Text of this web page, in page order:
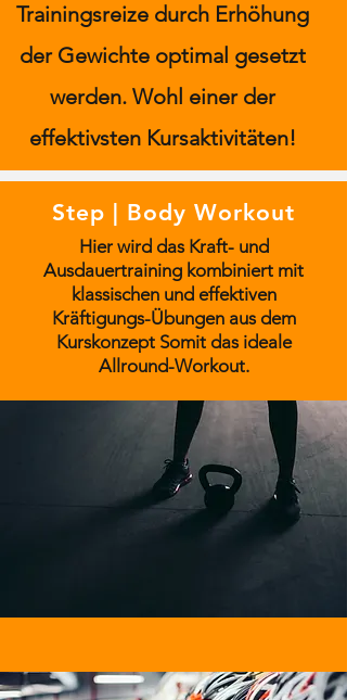
Trainingsreize durch Erhöhung
der Gewichte optimal gesetzt
werden. Wohl einer der
effektivsten Kursaktivitäten!
Step | Body Workout
Hier wird das Kraft- und
Ausdauertraining kombiniert mit
klassischen und effektiven
Kräftigungs-Übungen aus dem
Kurskonzept Somit das ideale
Allround-Workout.